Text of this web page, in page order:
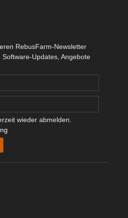
RebusFarm-Newsletter
Updates, Angebote
wieder abmelden.